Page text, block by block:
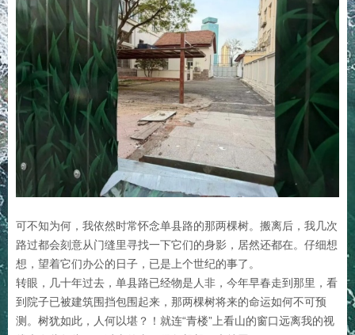
可不知为何，我依然时常怀念单县路的那两棵树。搬离后，我几次
路过都会刻意从门缝里寻找一下它们的身影，居然还都在。仔细想
想，望着它们办公的日子，已是上个世纪的事了。
转眼，几十年过去，单县路已经物是人非，今年早春走到那里，看
到院子已被建筑围挡包围起来，那两棵树将来的命运如何不可预
测。树犹如此，人何以堪？！就连“青楼”上看山的窗口远离我的视